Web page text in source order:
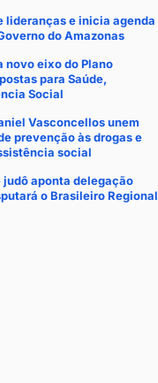
lideranças e inicia agenda
do Amazonas
novo eixo do Plano
para Saúde,
Social
Vasconcellos unem
prevenção às drogas e
social
aponta delegação
o Brasileiro Regional